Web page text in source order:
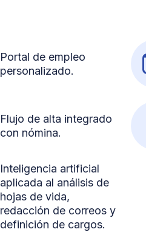
Portal de empleo
personalizado.
Flujo de alta integrado
con nómina.
Inteligencia artificial
aplicada al análisis de
hojas de vida,
redacción de correos y
definición de cargos.